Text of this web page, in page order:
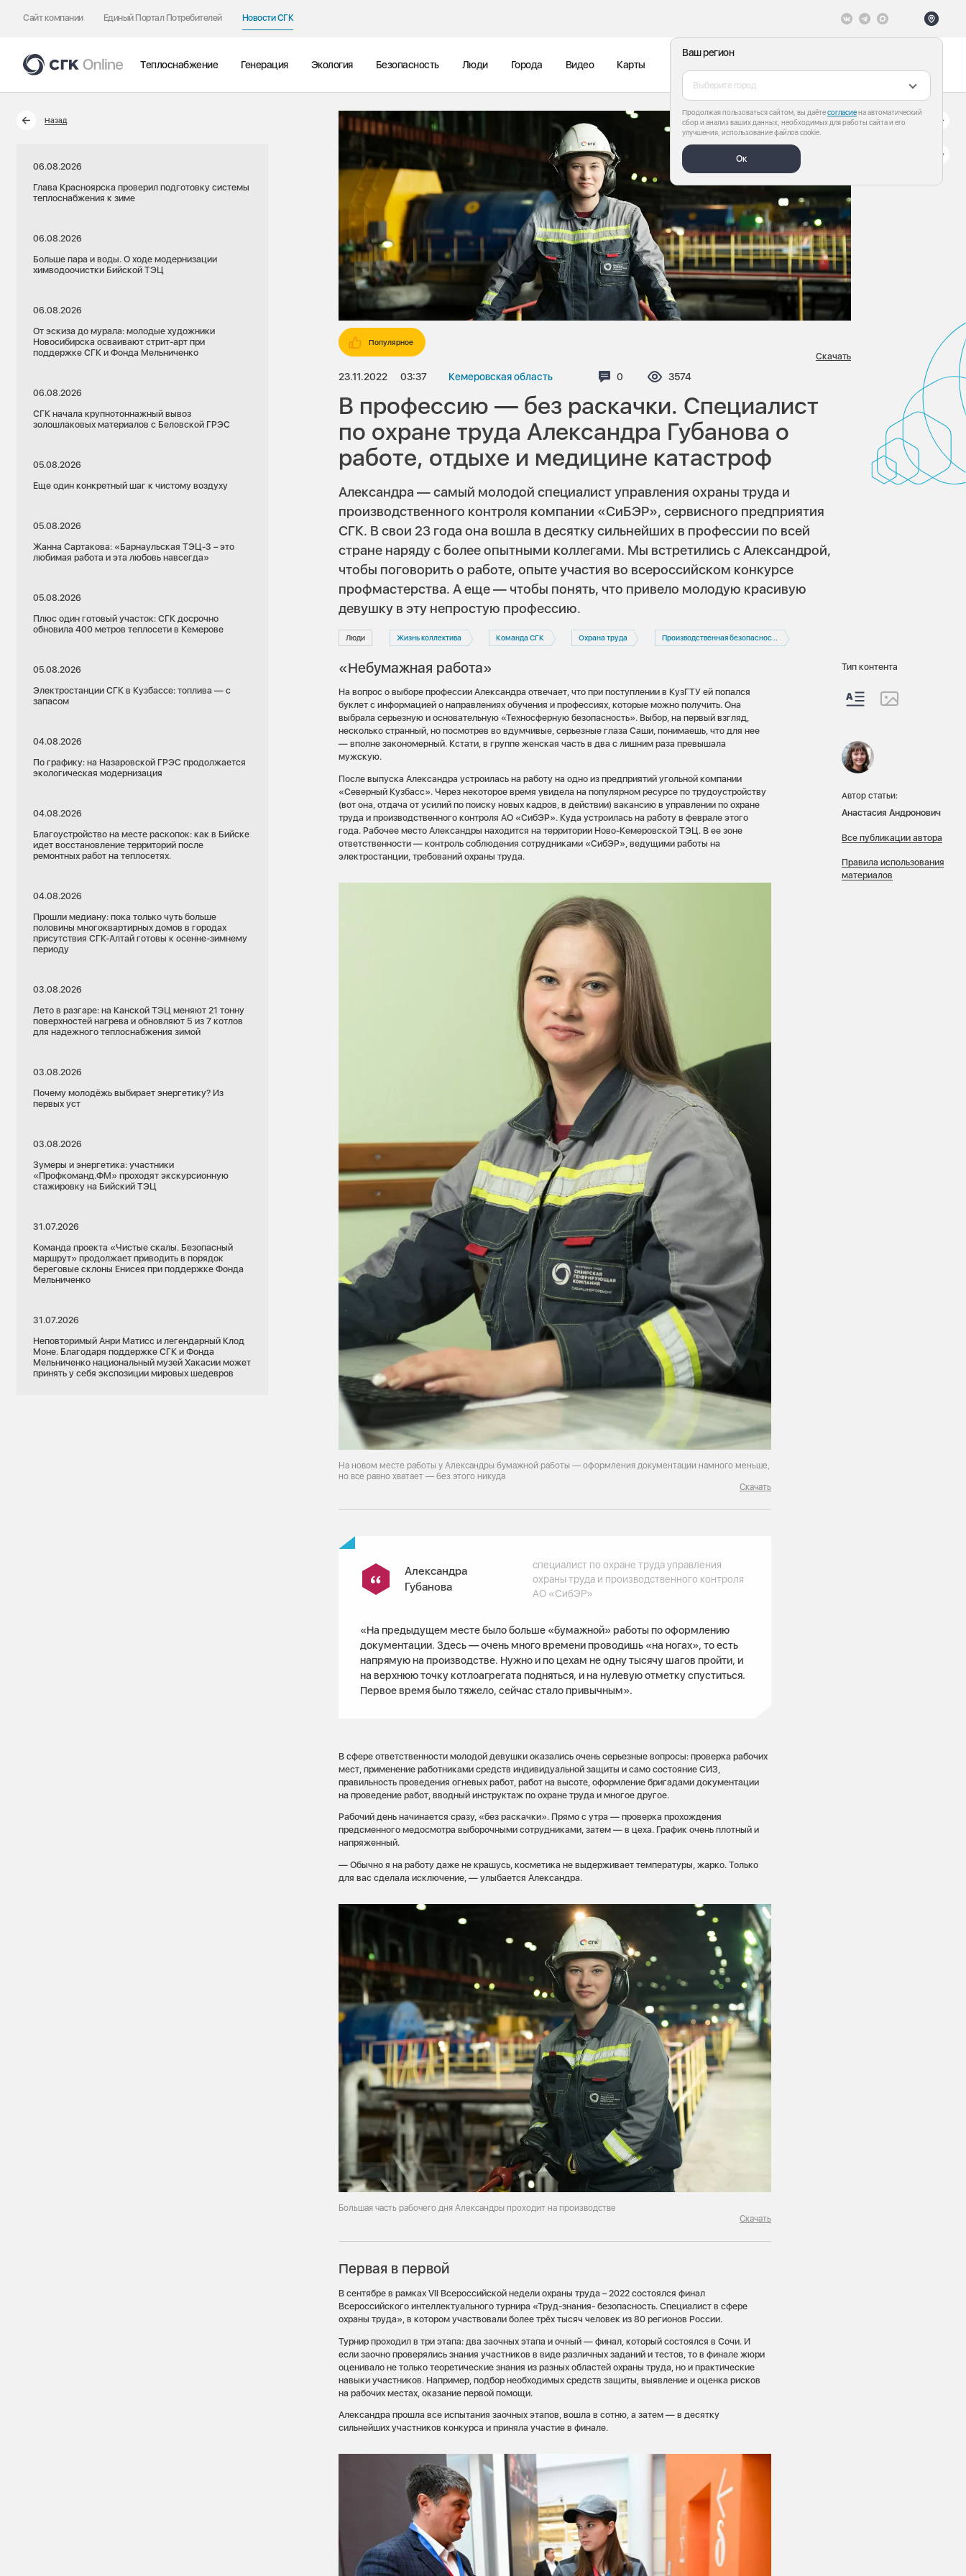
Сайт компании Единый Портал Потребителей Новости СГК
Ваш регион
Выберите город
Продолжая пользоваться сайтом, вы даётесогласиена автоматический
сбор и анализ ваших данных, необходимых для работы сайта и его
улучшения, использование файлов cookie.
Ок
Теплоснабжение Генерация Экология Безопасность Люди Города Видео Карты
Назад
06.08.2026
Глава Красноярска проверил подготовку системы
теплоснабжения к зиме
06.08.2026
Больше пара и воды. О ходе модернизации
химводоочистки Бийской ТЭЦ
06.08.2026
От эскиза до мурала: молодые художники
Новосибирска осваивают стрит-арт при
поддержке СГК и Фонда Мельниченко
06.08.2026
СГК начала крупнотоннажный вывоз
золошлаковых материалов с Беловской ГРЭС
05.08.2026
Еще один конкретный шаг к чистому воздуху
05.08.2026
Жанна Сартакова: «Барнаульская ТЭЦ-3 – это
любимая работа и эта любовь навсегда»
05.08.2026
Плюс один готовый участок: СГК досрочно
обновила 400 метров теплосети в Кемерове
05.08.2026
Электростанции СГК в Кузбассе: топлива — с
запасом
04.08.2026
По графику: на Назаровской ГРЭС продолжается
экологическая модернизация
04.08.2026
Благоустройство на месте раскопок: как в Бийске
идет восстановление территорий после
ремонтных работ на теплосетях.
04.08.2026
Прошли медиану: пока только чуть больше
половины многоквартирных домов в городах
присутствия СГК-Алтай готовы к осенне-зимнему
периоду
03.08.2026
Лето в разгаре: на Канской ТЭЦ меняют 21 тонну
поверхностей нагрева и обновляют 5 из 7 котлов
для надежного теплоснабжения зимой
03.08.2026
Почему молодёжь выбирает энергетику? Из
первых уст
03.08.2026
Зумеры и энергетика: участники
«Профкоманд.ФМ» проходят экскурсионную
стажировку на Бийский ТЭЦ
31.07.2026
Команда проекта «Чистые скалы. Безопасный
маршрут» продолжает приводить в порядок
береговые склоны Енисея при поддержке Фонда
Мельниченко
31.07.2026
Неповторимый Анри Матисс и легендарный Клод
Моне. Благодаря поддержке СГК и Фонда
Мельниченко национальный музей Хакасии может
принять у себя экспозиции мировых шедевров
Популярное
23.11.2022 03:37 Кемеровская область Комментариев:
0 Просмотров:
3574
Скачать
В профессию — без раскачки. Специалист
по охране труда Александра Губанова о
работе, отдыхе и медицине катастроф
Александра — самый молодой специалист управления охраны труда и
производственного контроля компании «СиБЭР», сервисного предприятия
СГК. В свои 23 года она вошла в десятку сильнейших в профессии по всей
стране наряду с более опытными коллегами. Мы встретились с Александрой,
чтобы поговорить о работе, опыте участия во всероссийском конкурсе
профмастерства. А еще — чтобы понять, что привело молодую красивую
девушку в эту непростую профессию.
Люди Жизнь коллектива Команда СГК Охрана труда Производственная безопасность
«Небумажная работа»
На вопрос о выборе профессии Александра отвечает, что при поступлении в КузГТУ ей попался
буклет с информацией о направлениях обучения и профессиях, которые можно получить. Она
выбрала серьезную и основательную «Техносферную безопасность». Выбор, на первый взгляд,
несколько странный, но посмотрев во вдумчивые, серьезные глаза Саши, понимаешь, что для нее
— вполне закономерный. Кстати, в группе женская часть в два с лишним раза превышала
мужскую.
После выпуска Александра устроилась на работу на одно из предприятий угольной компании
«Северный Кузбасс». Через некоторое время увидела на популярном ресурсе по трудоустройству
(вот она, отдача от усилий по поиску новых кадров, в действии) вакансию в управлении по охране
труда и производственного контроля АО «СибЭР». Куда устроилась на работу в феврале этого
года. Рабочее место Александры находится на территории Ново-Кемеровской ТЭЦ. В ее зоне
ответственности — контроль соблюдения сотрудниками «СибЭР», ведущими работы на
электростанции, требований охраны труда.
На новом месте работы у Александры бумажной работы — оформления документации намного меньше,
но все равно хватает — без этого никуда
Скачать
Александра
Губанова
специалист по охране труда управления
охраны труда и производственного контроля
АО «СибЭР»
«На предыдущем месте было больше «бумажной» работы по оформлению
документации. Здесь — очень много времени проводишь «на ногах», то есть
напрямую на производстве. Нужно и по цехам не одну тысячу шагов пройти, и
на верхнюю точку котлоагрегата подняться, и на нулевую отметку спуститься.
Первое время было тяжело, сейчас стало привычным».
В сфере ответственности молодой девушки оказались очень серьезные вопросы: проверка рабочих
мест, применение работниками средств индивидуальной защиты и само состояние СИЗ,
правильность проведения огневых работ, работ на высоте, оформление бригадами документации
на проведение работ, вводный инструктаж по охране труда и многое другое.
Рабочий день начинается сразу, «без раскачки». Прямо с утра — проверка прохождения
предсменного медосмотра выборочными сотрудниками, затем — в цеха. График очень плотный и
напряженный.
— Обычно я на работу даже не крашусь, косметика не выдерживает температуры, жарко. Только
для вас сделала исключение, — улыбается Александра.
Большая часть рабочего дня Александры проходит на производстве
Скачать
Первая в первой
В сентябре в рамках VII Всероссийской недели охраны труда – 2022 состоялся финал
Всероссийского интеллектуального турнира «Труд-знания- безопасность. Специалист в сфере
охраны труда», в котором участвовали более трёх тысяч человек из 80 регионов России.
Турнир проходил в три этапа: два заочных этапа и очный — финал, который состоялся в Сочи. И
если заочно проверялись знания участников в виде различных заданий и тестов, то в финале жюри
оценивало не только теоретические знания из разных областей охраны труда, но и практические
навыки участников. Например, подбор необходимых средств защиты, выявление и оценка рисков
на рабочих местах, оказание первой помощи.
Александра прошла все испытания заочных этапов, вошла в сотню, а затем — в десятку
сильнейших участников конкурса и приняла участие в финале.
Тип контента
Автор статьи:
Анастасия Андронович
Все публикации автора
Правила использования
материалов